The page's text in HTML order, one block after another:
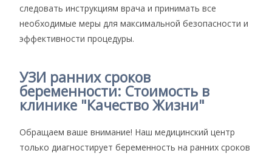
следовать инструкциям врача и принимать все
необходимые меры для максимальной безопасности и
эффективности процедуры.
УЗИ ранних сроков
беременности: Стоимость в
клинике "Качество Жизни"
Обращаем ваше внимание! Наш медицинский центр
только диагностирует беременность на ранних сроков